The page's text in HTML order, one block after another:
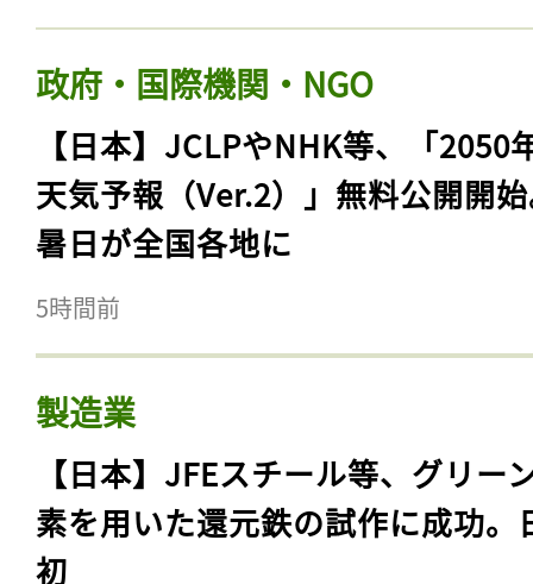
政府・国際機関・NGO
【日本】JCLPやNHK等、「2050
天気予報（Ver.2）」無料公開開
暑日が全国各地に
5時間前
製造業
【日本】JFEスチール等、グリー
素を用いた還元鉄の試作に成功。
初